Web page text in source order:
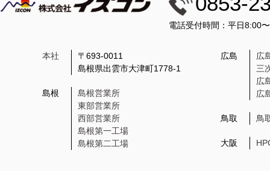
電話受付時間：平日8:00
本社
〒693-0011
島根県出雲市大津町1778-1
島根
島根営業所
東部営業所
西部営業所
島根第一工場
島根第二工場
広島
広
三
広
広
鳥取 鳥
大阪